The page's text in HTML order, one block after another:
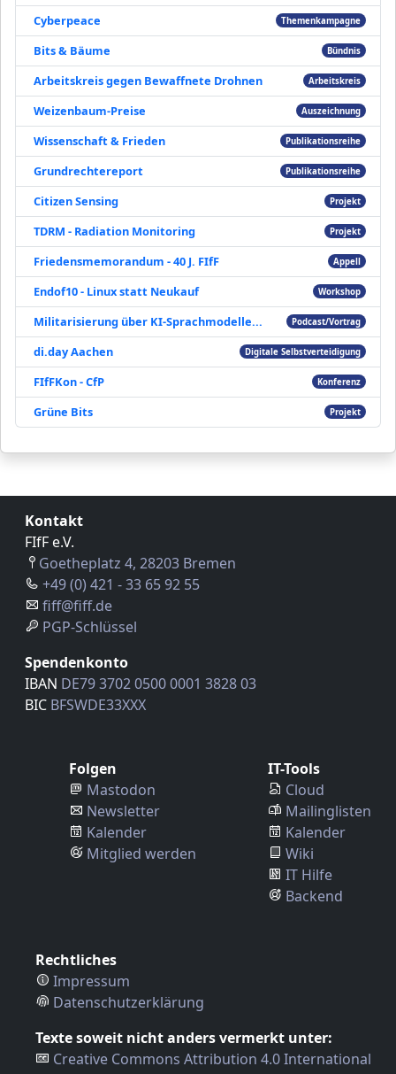
Cyberpeace Themenkampagne
Bits & Bäume Bündnis
Arbeitskreis gegen Bewaffnete Drohnen Arbeitskreis
Weizenbaum-Preise Auszeichnung
Wissenschaft & Frieden Publikationsreihe
Grundrechtereport Publikationsreihe
Citizen Sensing Projekt
TDRM - Radiation Monitoring Projekt
Friedensmemorandum - 40 J. FIfF Appell
Endof10 - Linux statt Neukauf Workshop
Militarisierung über KI-Sprachmodelle... Podcast/Vortrag
di.day Aachen Digitale Selbstverteidigung
FIfFKon - CfP Konferenz
Grüne Bits Projekt
Kontakt
FIfF e.V.
Goetheplatz 4, 28203 Bremen
+49 (0) 421 - 33 65 92 55
fiff@fiff.de
PGP-Schlüssel
Spendenkonto
IBAN DE79 3702 0500 0001 3828 03
BIC BFSWDE33XXX
Folgen
Mastodon
Newsletter
Kalender
Mitglied werden
IT-Tools
Cloud
Mailinglisten
Kalender
Wiki
IT Hilfe
Backend
Rechtliches
Impressum
Datenschutzerklärung
Texte soweit nicht anders vermerkt unter:
Creative Commons Attribution 4.0 International